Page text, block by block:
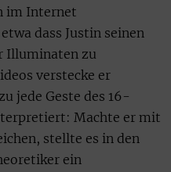
im Internet
dass Justin seinen
Illuminaten zu
verstecke er
jede Geste des 16-
Machte er mit
stellte es in den
ein